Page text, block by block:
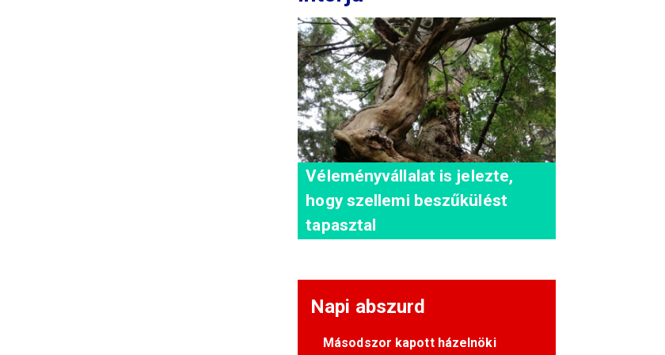
Véleményvállalat is jelezte,
hogy szellemi beszűkülést
tapasztal
Napi abszurd
Másodszor kapott házelnöki